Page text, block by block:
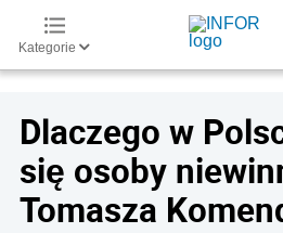
Kategorie
Dlaczego w
się osoby
Tomasza